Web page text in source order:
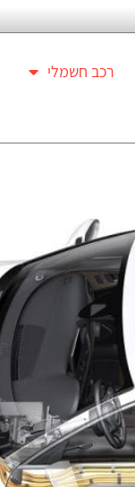
רכב חשמלי